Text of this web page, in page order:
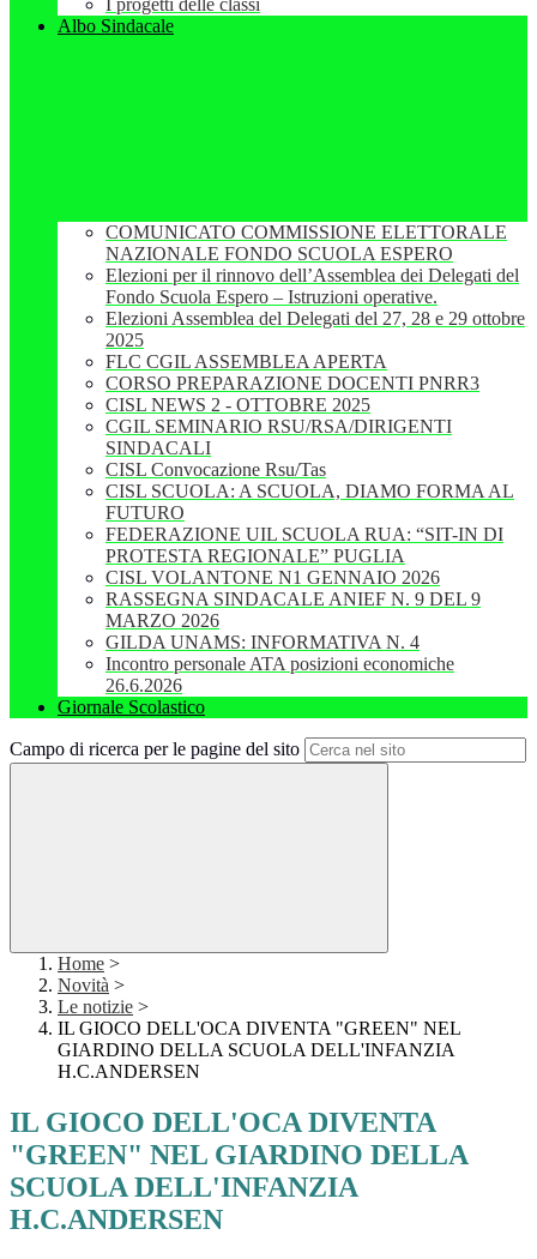
I progetti delle classi
Albo Sindacale
COMUNICATO COMMISSIONE ELETTORALE
NAZIONALE FONDO SCUOLA ESPERO
Elezioni per il rinnovo dell’Assemblea dei Delegati del
Fondo Scuola Espero – Istruzioni operative.
Elezioni Assemblea del Delegati del 27, 28 e 29 ottobre
2025
FLC CGIL ASSEMBLEA APERTA
CORSO PREPARAZIONE DOCENTI PNRR3
CISL NEWS 2 - OTTOBRE 2025
CGIL SEMINARIO RSU/RSA/DIRIGENTI
SINDACALI
CISL Convocazione Rsu/Tas
CISL SCUOLA: A SCUOLA, DIAMO FORMA AL
FUTURO
FEDERAZIONE UIL SCUOLA RUA: “SIT-IN DI
PROTESTA REGIONALE” PUGLIA
CISL VOLANTONE N1 GENNAIO 2026
RASSEGNA SINDACALE ANIEF N. 9 DEL 9
MARZO 2026
GILDA UNAMS: INFORMATIVA N. 4
Incontro personale ATA posizioni economiche
26.6.2026
Giornale Scolastico
Campo di ricerca per le pagine del sito
Home >
Novità >
Le notizie >
IL GIOCO DELL'OCA DIVENTA "GREEN" NEL
GIARDINO DELLA SCUOLA DELL'INFANZIA
H.C.ANDERSEN
IL GIOCO DELL'OCA DIVENTA
"GREEN" NEL GIARDINO DELLA
SCUOLA DELL'INFANZIA
H.C.ANDERSEN